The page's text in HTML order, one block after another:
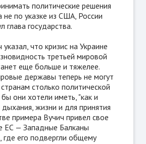
политические решения
не по указке из США, России
глава государства.
что кризис на Украине
третьей мировой
еще больше и тяжелее.
державы теперь не могут
столько политической
они хотели иметь, "как и
жизни и для принятия
примера Вучич привел свое
ЕС — Западные Балканы
где его подвергли общему